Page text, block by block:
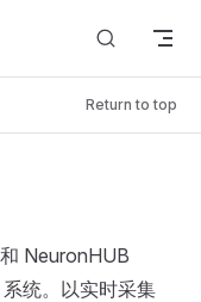
Return to top
NeuronHUB
统。以实时采集